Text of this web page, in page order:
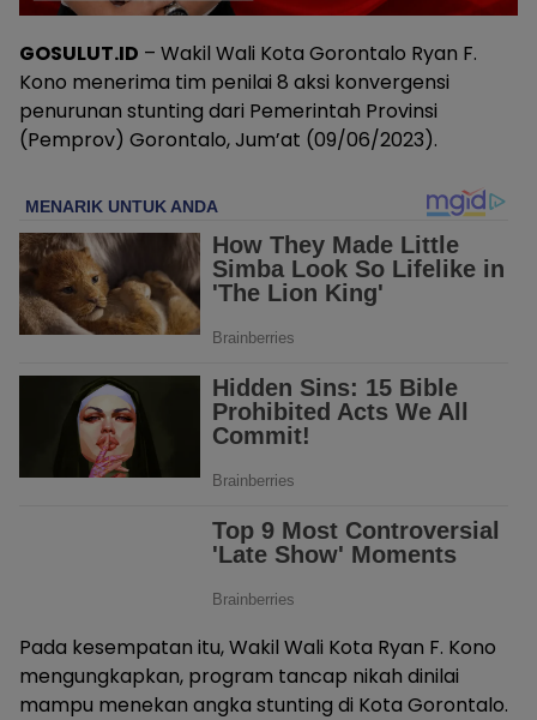
GOSULUT.ID – Wakil Wali Kota Gorontalo Ryan F.
Kono menerima tim penilai 8 aksi konvergensi
penurunan stunting dari Pemerintah Provinsi
(Pemprov) Gorontalo, Jum’at (09/06/2023).
Pada kesempatan itu, Wakil Wali Kota Ryan F. Kono
mengungkapkan, program tancap nikah dinilai
mampu menekan angka stunting di Kota Gorontalo.